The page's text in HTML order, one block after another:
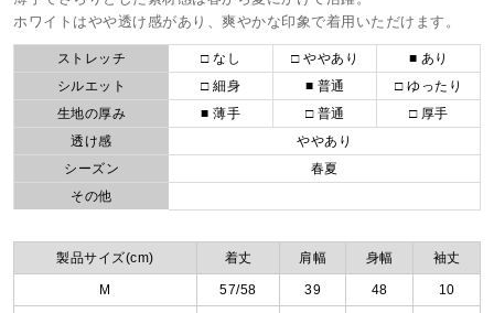
ホワイトはやや透け感があり、爽やかな印象で着用いただけます。
ストレッチ □ なし □ ややあり
■ あり
シルエット
□ 細身 ■ 普通
□ ゆったり
生地の厚み
■ 薄手 □ 普通
□ 厚手
透け感
ややあり
シーズン
春夏
その他
製品サイズ(cm) 着丈 肩幅 身幅 袖丈
M 57/58 39 48 10